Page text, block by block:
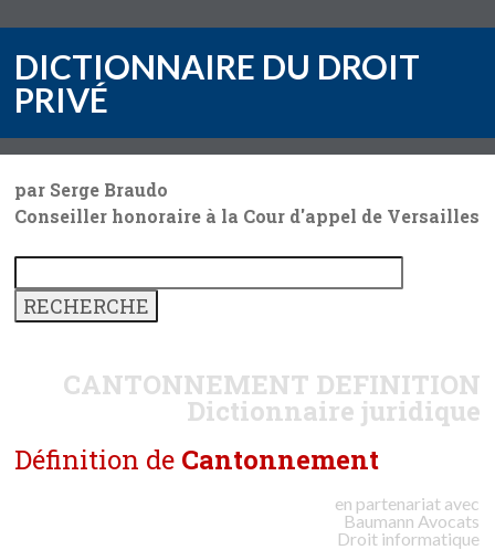
DICTIONNAIRE DU DROIT
PRIVÉ
par Serge Braudo
Conseiller honoraire à la Cour d'appel de Versailles
CANTONNEMENT DEFINITION
Dictionnaire juridique
Définition de Cantonnement
en partenariat avec
Baumann Avocats
Droit informatique